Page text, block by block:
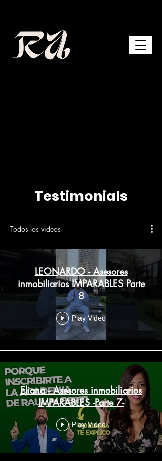
Testimonials
Todos los videos
LEONARDO - Asesores
inmobiliarios IMPARABLES Parte
8
Play Video
Eliana - Asesores inmobiliarios
IMPARABLES -Parte 7-
Play Video